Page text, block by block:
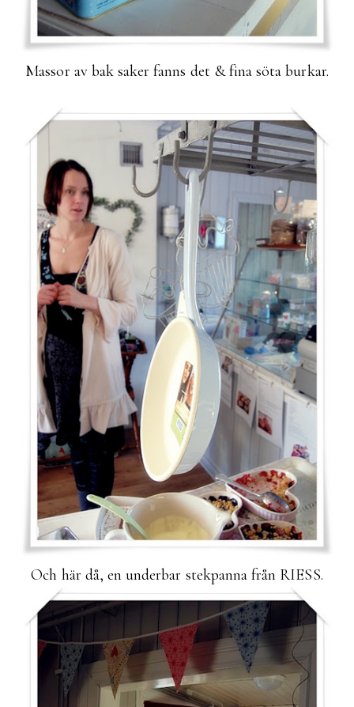
Massor av bak saker fanns det & fina söta burkar.
Och här då, en underbar stekpanna från RIESS.